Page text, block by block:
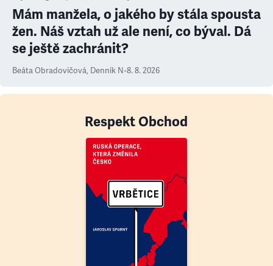
Mám manžela, o jakého by stála spousta
žen. Náš vztah už ale není, co býval. Dá
se ještě zachránit?
Beáta Obradovičová, Denník N•8. 8. 2026
Respekt Obchod